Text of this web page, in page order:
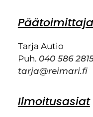
Päätoimittaja
Tarja Autio
Puh. 040 586
tarja@reimari.fi
Ilmoitusasiat